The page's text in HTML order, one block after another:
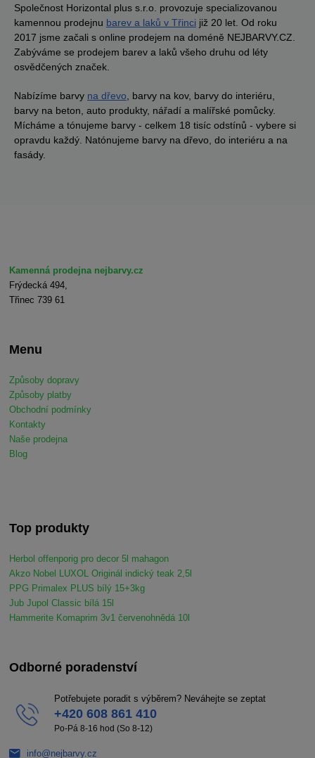
Společnost Horizontal plus s.r.o. provozuje specializovanou
kamennou prodejnu barev a laků v Třinci již 20 let. Od roku
2017 jsme začali s online prodejem na doméně NEJBARVY.CZ.
Zabýváme se prodejem barev a laků všeho druhu od léty
osvědčených značek.
Nabízíme barvy na dřevo , barvy na kov, barvy do interiéru,
barvy na beton, auto produkty, nářadí a malířské pomůcky.
Mícháme a tónujeme barvy - celkem 18 tisíc odstínů - vybere si
opravdu každý. Natónujeme barvy na dřevo, do interiéru a na
fasády.
Kamenná prodejna nejbarvy.cz
Frýdecká 494,
Třinec 739 61
Menu
Způsoby dopravy
Způsoby platby
Obchodní podmínky
Kontakty
Naše prodejna
Blog
Top produkty
Herbol offenporig pro decor 5l mahagon
Akzo Nobel LUXOL Originál indický teak 2,5l
PPG Primalex PLUS bílý 15+3kg
Jub Jupol Classic bílá 15l
Hammerite Komaprim 3v1 červenohnědá 10l
Odborné poradenství
Potřebujete poradit s výběrem? Neváhejte se zeptat
+420 608 861 410
Po-Pá 8-16 hod (So 8-12)
info@nejbarvy.cz